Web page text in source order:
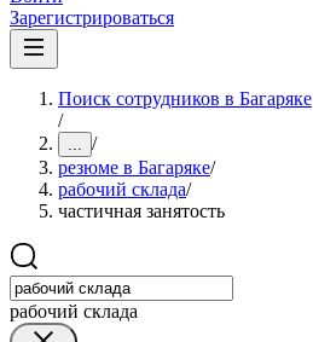
Зарегистрироваться
Поиск сотрудников в Багаряке
/
... /
резюме в Багаряке/
рабочий склада/
частичная занятость
рабочий склада